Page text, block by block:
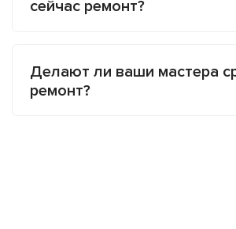
сейчас ремонт?
Делают ли ваши мастера
ремонт?